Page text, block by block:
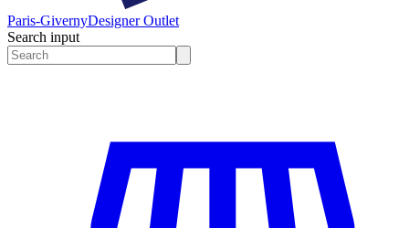
Paris-GivernyDesigner Outlet
Search input